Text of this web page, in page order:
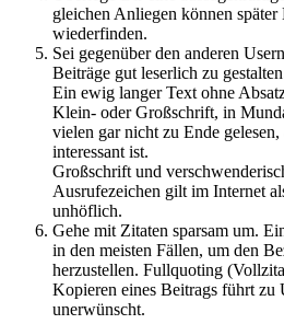
gleichen Anliegen können später
wiederfinden.
Sei gegenüber den anderen
Beiträge gut leserlich zu
Ein ewig langer Text ohne
Klein- oder Großschrift, in
vielen gar nicht zu Ende
interessant ist.
Großschrift und
Ausrufezeichen gilt im Internet
unhöflich.
Gehe mit Zitaten sparsam um.
in den meisten Fällen, um den
herzustellen. Fullquoting
Kopieren eines Beitrags führt
unerwünscht.